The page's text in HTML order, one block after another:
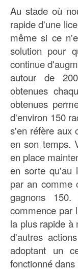
Au stade où
rapide d'une
même si ce
solution pour
continue
autour de
obtenues
obtenues
d'environ 150
s'en réfère aux
en son temps.
en place
en sorte qu'au
par an comme
gagnons
commence par
la plus rapide à
d'autres
adoptant un
fonctionné